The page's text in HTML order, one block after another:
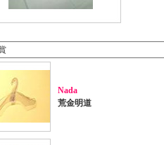
Nada
荒金明道